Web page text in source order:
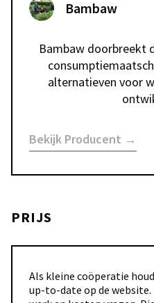
Bambaw
Bambaw doorbreekt
alternatieven voor
Bekijk Producent →
PRIJS
Als kleine coöperatie
up-to-date op de website.